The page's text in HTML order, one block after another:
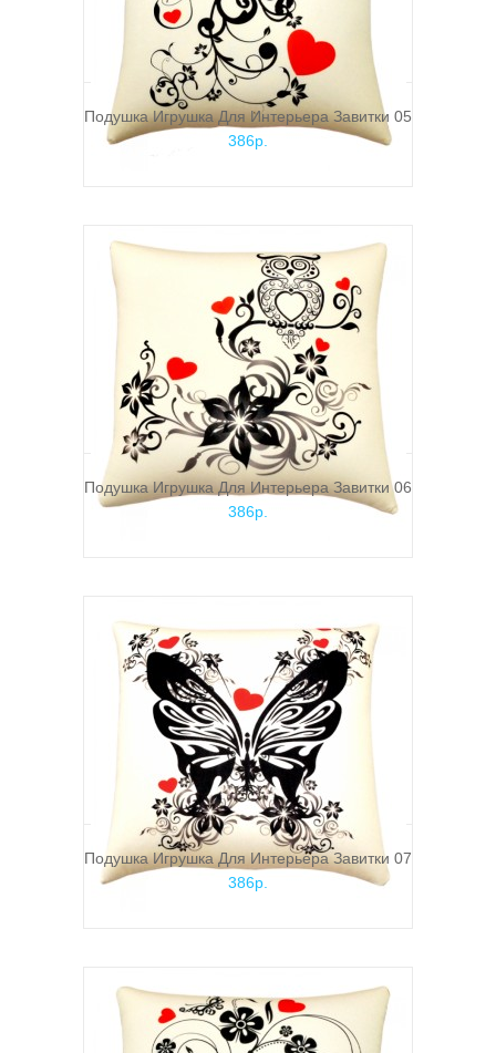
Подушка Игрушка Для Интерьера Завитки 05
386р.
Подушка Игрушка Для Интерьера Завитки 06
386р.
Подушка Игрушка Для Интерьера Завитки 07
386р.